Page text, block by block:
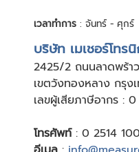
เวลาทำการ : จันทร์ - ศุกร์
บริษัท เมเชอร์โทร
2425/2 ถนนลาดพร้า
เขตวังทองหลาง กรุง
เลขผู้เสียภาษีอากร :
โทรศัพท์: 0 2514